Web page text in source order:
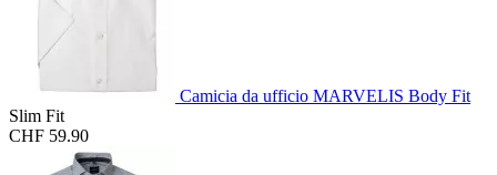
Camicia da ufficio MARVELIS Body Fit
Slim Fit
CHF 59.90